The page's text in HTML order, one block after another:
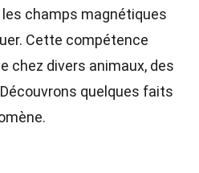
champs magnétiques
Cette compétence
chez divers animaux, des
quelques faits